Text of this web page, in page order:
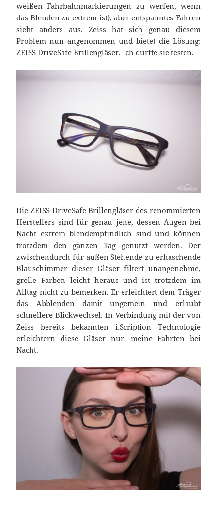
weißen Fahrbahnmarkierungen zu werfen, wenn
das Blenden zu extrem ist), aber entspanntes Fahren
sieht anders aus. Zeiss hat sich genau diesem
Problem nun angenommen und bietet die Lösung:
ZEISS DriveSafe Brillengläser. Ich durfte sie testen.
Die ZEISS DriveSafe Brillengläser des renommierten
Herstellers sind für genau jene, dessen Augen bei
Nacht extrem blendempfindlich sind und können
trotzdem den ganzen Tag genutzt werden. Der
zwischendurch für außen Stehende zu erhaschende
Blauschimmer dieser Gläser filtert unangenehme,
grelle Farben leicht heraus und ist trotzdem im
Alltag nicht zu bemerken. Er erleichtert dem Träger
das Abblenden damit ungemein und erlaubt
schnellere Blickwechsel. In Verbindung mit der von
Zeiss bereits bekannten i.Scription Technologie
erleichtern diese Gläser nun meine Fahrten bei
Nacht.